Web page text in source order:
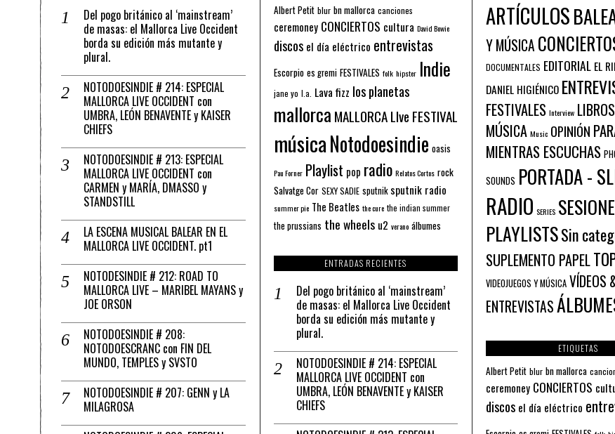
Del pogo británico al ‘mainstream’
de masas: el Mallorca Live Occident
borda su edición más mutante y
plural.
NOTODOESINDIE # 214: ESPECIAL
MALLORCA LIVE OCCIDENT con
UMBRA, LEÓN BENAVENTE y KAISER
CHIEFS
NOTODOESINDIE # 213: ESPECIAL
MALLORCA LIVE OCCIDENT con
CARMEN y MARÍA, DMASSO y
STANDSTILL
LA ESCENA MUSICAL BALEAR EN EL
MALLORCA LIVE OCCIDENT. pt1
NOTODESINDIE # 212: ROAD TO
MALLORCA LIVE – MARIBEL MAYANS y
JOE ORSON
NOTODOESINDIE # 208:
NOTODOESCRANC con FIN DEL
MUNDO, TEMPLES y SVSTO
NOTODOESINDIE # 207: GENN y LA
MILAGROSA
Albert Petit blur bn mallorca canciones
ceremoney CONCIERTOS cultura David Bowie
discos el día eléctrico entrevistas
Escorpio es gremi FESTIVALES folk hipster Indie
jane yo l.a. Lava fizz los planetas
mallorca MALLORCA LIve FESTIVAL
músicaNotodoesindie oasis
Pau Forner Playlist pop radio Relatos Cortos rock
Salvatge Cor SEXY SADIE sputnik sputnik radio
summer pie The Beatles the cure the indian summer
the prussians the wheels u2 verano álbumes
ENTRADAS RECIENTES
Del pogo británico al ‘mainstream’
de masas: el Mallorca Live Occident
borda su edición más mutante y
plural.
NOTODOESINDIE # 214: ESPECIAL
MALLORCA LIVE OCCIDENT con
UMBRA, LEÓN BENAVENTE y KAISER
CHIEFS
ARTÍCULOS
Y MÚSICA
DOCUMENTALES EDITORIAL EL
DANIEL HIGIÉNICO
FESTIVALES Interview
MÚSICA Music OPINIÓN
MIENTRAS ESCUCHAS
SOUNDS PORTADA -
RADIO SERIES
PLAYLISTSSin
SUPLEMENTO PAPEL
VIDEOJUEGOS Y MÚSICA VÍDEOS
ENTREVISTAS
ETIQUETAS
Albert Petit blur bn mallorca
ceremoney CONCIERTOS
discos el día eléctrico